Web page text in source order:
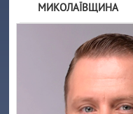
МИКОЛАЇВЩИНА